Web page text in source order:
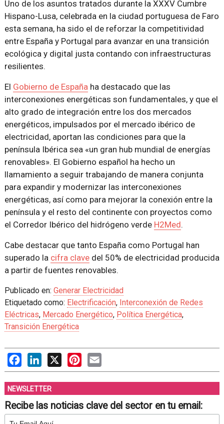
Uno de los asuntos tratados durante la XXXV Cumbre
Hispano-Lusa, celebrada en la ciudad portuguesa de Faro
esta semana, ha sido el de reforzar la competitividad
entre España y Portugal para avanzar en una transición
ecológica y digital justa contando con infraestructuras
resilientes.
El Gobierno de Españaha destacado que las
interconexiones energéticas son fundamentales, y que el
alto grado de integración entre los dos mercados
energéticos, impulsados por el mercado ibérico de
electricidad, aportan las condiciones para que la
península Ibérica sea «un gran hub mundial de energías
renovables». El Gobierno español ha hecho un
llamamiento a seguir trabajando de manera conjunta
para expandir y modernizar las interconexiones
energéticas, así como para mejorar la conexión entre la
península y el resto del continente con proyectos como
el Corredor Ibérico del hidrógeno verde H2Med.
Cabe destacar que tanto España como Portugal han
superado la cifra clavedel 50% de electricidad producida
a partir de fuentes renovables.
Publicado en: Generar Electricidad
Etiquetado como: Electrificación, Interconexión de Redes
Eléctricas, Mercado Energético, Política Energética,
Transición Energética
FacebookLinkedIn
X PinterestEmail
NEWSLETTER
Recibe las noticias clave del sector en tu email: